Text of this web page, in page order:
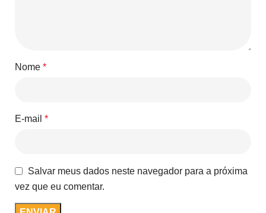
Nome *
E-mail *
Salvar meus dados neste navegador para a próxima
vez que eu comentar.